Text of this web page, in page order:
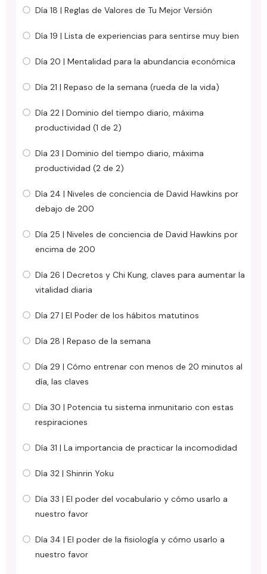
Día 18 | Reglas de Valores de Tu Mejor Versión
Día 19 | Lista de experiencias para sentirse muy bien
Día 20 | Mentalidad para la abundancia económica
Día 21 | Repaso de la semana (rueda de la vida)
Día 22 | Dominio del tiempo diario, máxima
productividad (1 de 2)
Día 23 | Dominio del tiempo diario, máxima
productividad (2 de 2)
Día 24 | Niveles de conciencia de David Hawkins por
debajo de 200
Día 25 | Niveles de conciencia de David Hawkins por
encima de 200
Día 26 | Decretos y Chi Kung, claves para aumentar la
vitalidad diaria
Día 27 | El Poder de los hábitos matutinos
Día 28 | Repaso de la semana
Día 29 | Cómo entrenar con menos de 20 minutos al
día, las claves
Día 30 | Potencia tu sistema inmunitario con estas
respiraciones
Día 31 | La importancia de practicar la incomodidad
Día 32 | Shinrin Yoku
Día 33 | El poder del vocabulario y cómo usarlo a
nuestro favor
Día 34 | El poder de la fisiología y cómo usarlo a
nuestro favor